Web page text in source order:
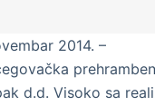
2014. –
d.d. Visoko sa